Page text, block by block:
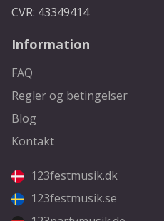
CVR: 43349414
Information
FAQ
Regler og betingelser
Blog
Kontakt
123festmusik.dk
123festmusik.se